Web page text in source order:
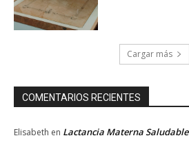
Cargar más
COMENTARIOS RECIENTES
Elisabeth en Lactancia Materna Saludable